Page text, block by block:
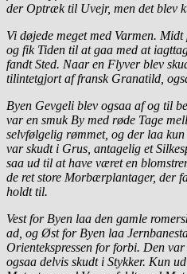
der Optræk til Uvejr, men det blev
Vi døjede meget med Varmen.
og fik Tiden til at gaa med at
fandt Sted. Naar en Flyver blev
tilintetgjort af fransk Granatild,
Byen Gevgeli blev ogsaa af og til
var en smuk By med røde Tage
selvfølgelig rømmet, og der laa
var skudt i Grus, antagelig et
saa ud til at have været en
de ret store Morbærplantager, der
holdt til.
Vest for Byen laa den gamle
ad, og Øst for Byen laa
Orientekspressen for forbi. Den
ogsaa delvis skudt i Stykker. Kun